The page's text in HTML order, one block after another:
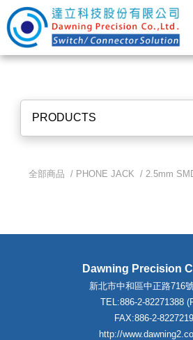
PRODUCTS
全部商品 / PHONE JACK /2.5mm
Dawning Precision
新北市中和區中正路716
TEL:886-2-82271388
FAX:886-2-
http://